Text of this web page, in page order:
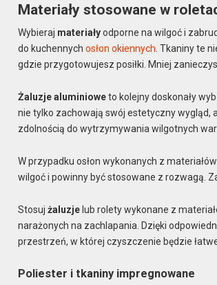
Materiały stosowane w
Wybieraj materiałyodporne na wilgoć i
do kuchennychosłon okiennych. Tkaniny te
gdzie przygotowujesz posiłki. Mniej
Żaluzje aluminioweto kolejny doskonały
nie tylko zachowają swój estetyczny wygląd,
zdolnością do wytrzymywania wilgotnych
W przypadku osłon wykonanych z
wilgoć i powinny być stosowane z rozwagą.
Stosujżaluzje lub rolety wykonane z
narażonych na zachlapania. Dzięki
przestrzeń, w której czyszczenie będzie
Poliester i tkaniny impregnowane